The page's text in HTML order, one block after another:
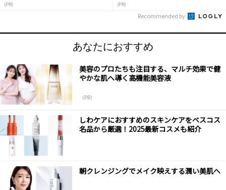
(PR) (PR)
Recommended by
あなたにおすすめ
美容のプロたちも注目する、マルチ効果で健
やかな肌へ導く高機能美容液
（PR）
しわケアにおすすめのスキンケアをベスコス
名品から厳選！2025最新コスメも紹介
朝クレンジングでメイク映えする潤い美肌へ